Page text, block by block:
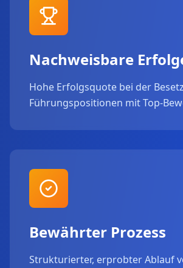
Nachweisbare
Hohe Erfolgsquote bei der
Führungspositionen mit Top-
Bewährter Prozess
Strukturierter, erprobter Ablauf